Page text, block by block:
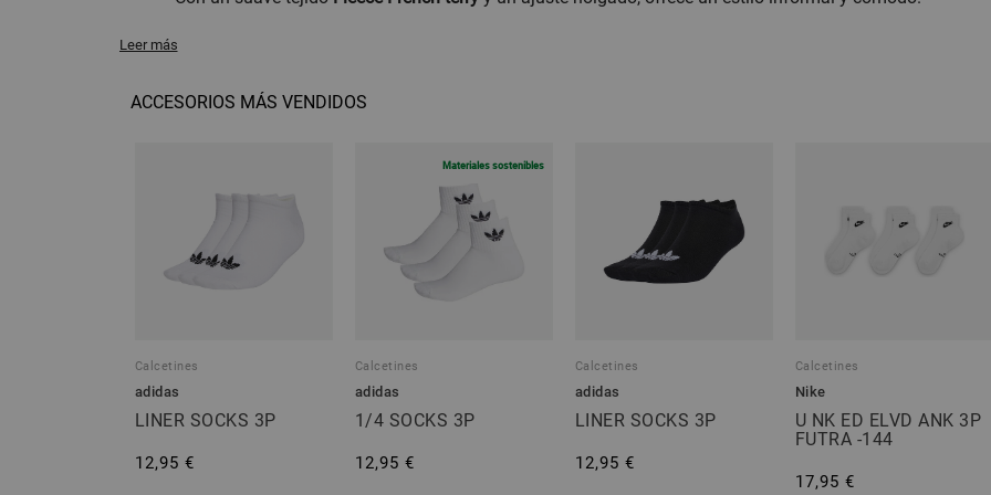
Leer más
ACCESORIOS MÁS VENDIDOS
Calcetines
adidas
LINER SOCKS 3P
12,95 €
Materiales sostenibles
Calcetines
adidas
1/4 SOCKS 3P
12,95 €
Calcetines
adidas
LINER SOCKS 3P
12,95 €
Calcetines
Nike
U NK ED ELVD ANK 3P
FUTRA -144
17,95 €